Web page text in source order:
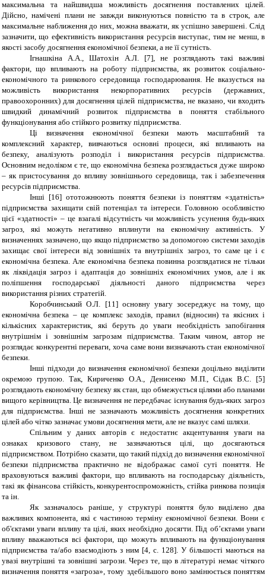
максимальна та найшвидша можливість досягнення поставлених цілей.
Дійсно, намічені плани не завжди виконуються повністю та в строк, але
максимальне наближення до них, можна вважати, як успішно завершені. Слід
зазначити, що ефективність використання ресурсів виступає, тим не менш, в
якості засобу досягнення економічної безпеки, а не її сутність.
Ігнашкіна А.А., Шатохін А.Л. [7], не розглядають такі важливі
фактори, що впливають на роботу підприємства, як розвиток соціально-
економічного та ринкового середовища господарювання. Не вказується на
можливість використання некорпоративних ресурсів (державних,
правоохоронних) для досягнення цілей підприємства, не вказано, чи входить
швидкий динамічний розвиток підприємства в поняття стабільного
функціонування або стійкого розвитку підприємства.
Ці визначення економічної безпеки мають масштабний та
комплексний характер, вивчаються основні процеси, які впливають на
безпеку, аналізують розподіл і використання ресурсів підприємства.
Основним недоліком є те, що економічна безпека розглядається дуже широко
– як пристосування до впливу зовнішнього середовища, так і забезпечення
ресурсів підприємства.
Інші [16] ототожнюють поняття безпеки із поняттям «здатність»
підприємства захищати свій потенціал та інтереси. Головною особливістю
цієї «здатності» – це взагалі відсутність чи можливість усунення будь-яких
загроз, які можуть негативно вплинути на економічну активність. У
визначеннях зазначено, що якщо підприємство за допомогою системи заходів
захищає свої інтереси від зовнішніх та внутрішніх загроз, то саме це і є
економічна безпека. Але економічна безпека повинна розглядатися не тільки
як ліквідація загроз і адаптація до зовнішніх економічних умов, але і як
поліпшення господарської діяльності даного підприємства через
використання різних стратегій.
Коробчинський О.Л. [11] основну увагу зосереджує на тому, що
економічна безпека – це комплекс заходів, правил (відносин) та якісних і
кількісних характеристик, які беруть до уваги необхідність запобігання
внутрішнім і зовнішнім загрозам підприємства. Таким чином, автор не
розглядає конкурентні переваги, хоча саме вони визначають стан економічної
безпеки.
Інші підходи до визначення економічної безпеки доцільно виділити
окремою групою. Так, Кириченко О.А., Денисенко М.П., Сідак В.С. [5]
розглядають економічну безпеку як стан, що обмежується цілями або планами
вищого керівництва. Це визначення не передбачає існування будь-яких загроз
для підприємства. Інші не зазначають можливість досягнення конкретних
цілей або чітко зазначає умови досягнення мети, але не вказує самі шляхи.
Спільним у даних авторів є недостатнє акцентування уваги на
ознаках кризового стану, не зазначаються цілі, що досягаються
підприємством. Потрібно сказати, що такий підхід до визначення економічної
безпеки підприємства практично не відображає самої суті поняття. Не
враховуються важливі фактори, що впливають на господарську діяльність,
такі як фінансова стійкість, конкурентоспроможність, стійка ринкова позиція
та ін.
Як зазначалось раніше, у структурі поняття було виділено два
важливих компонента, які є частиною терміну економічної безпеки. Вони є
об'єктами уваги впливу та цілі, яких необхідно досягти. Під об’єктами уваги
впливу вважаються всі фактори, що можуть впливають на функціонування
підприємства та/або взаємодіють з ним [4, с. 128]. У більшості маються на
увазі внутрішні та зовнішні загрози. Через те, що в літературі немає чіткого
визначення поняття «загроза», тому здебільшого воно замінюється поняттям